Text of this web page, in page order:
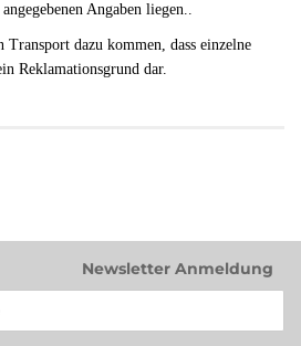
Angaben liegen..
Transport dazu kommen, dass einzelne
Reklamationsgrund dar.
Newsletter Anmeldung